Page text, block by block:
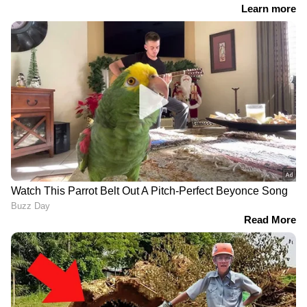
ചരിത്രപരമായ മാതൃക
തീര്‍ത്ത് ഹരിതകര്‍മ സേന,
കഴിഞ്ഞ സാമ്പത്തിക
വര്‍ഷം മാത്രം ശേഖരിച്ചത്
36107 മെട്രിക് ടണ്‍
അജൈവ മാലിന്യം
പാലക്കാട് വിദ്യാർത്ഥിയെ
മർദിച്ച സംഭവം;
ആരോപണവിധേയനായ
അധ്യാപകന്
സസ്പെൻഷൻ,
പ്രതിഷേധം
ശക്തമായതിനെ തുടർന്ന്
'മന്ത്രി സ്ഥലത്ത്
പോകണമെന്നതല്ല
ആദ്യത്തെ മുൻ​ഗണന';
'ഗൾഫിലേക്ക്
തിരിച്ചെത്തിയാൽ
ഭർത്താവിന്‍റെ